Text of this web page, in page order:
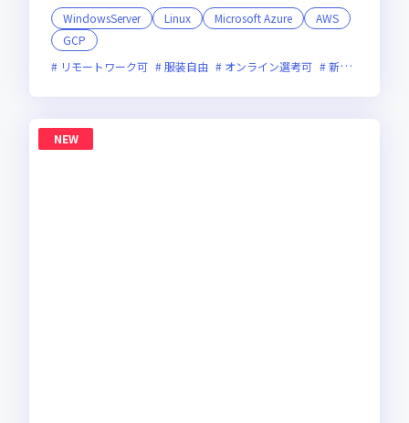
WindowsServer
Linux Microsoft Azure
AWS
GCP
リモートワーク可
服装自由 オンライン選考可 新技術に積極的
NEW